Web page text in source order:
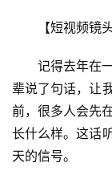
【短视频镜
记得去年在
辈说了句话，让
前，很多人会先
长什么样。这话
天的信号。